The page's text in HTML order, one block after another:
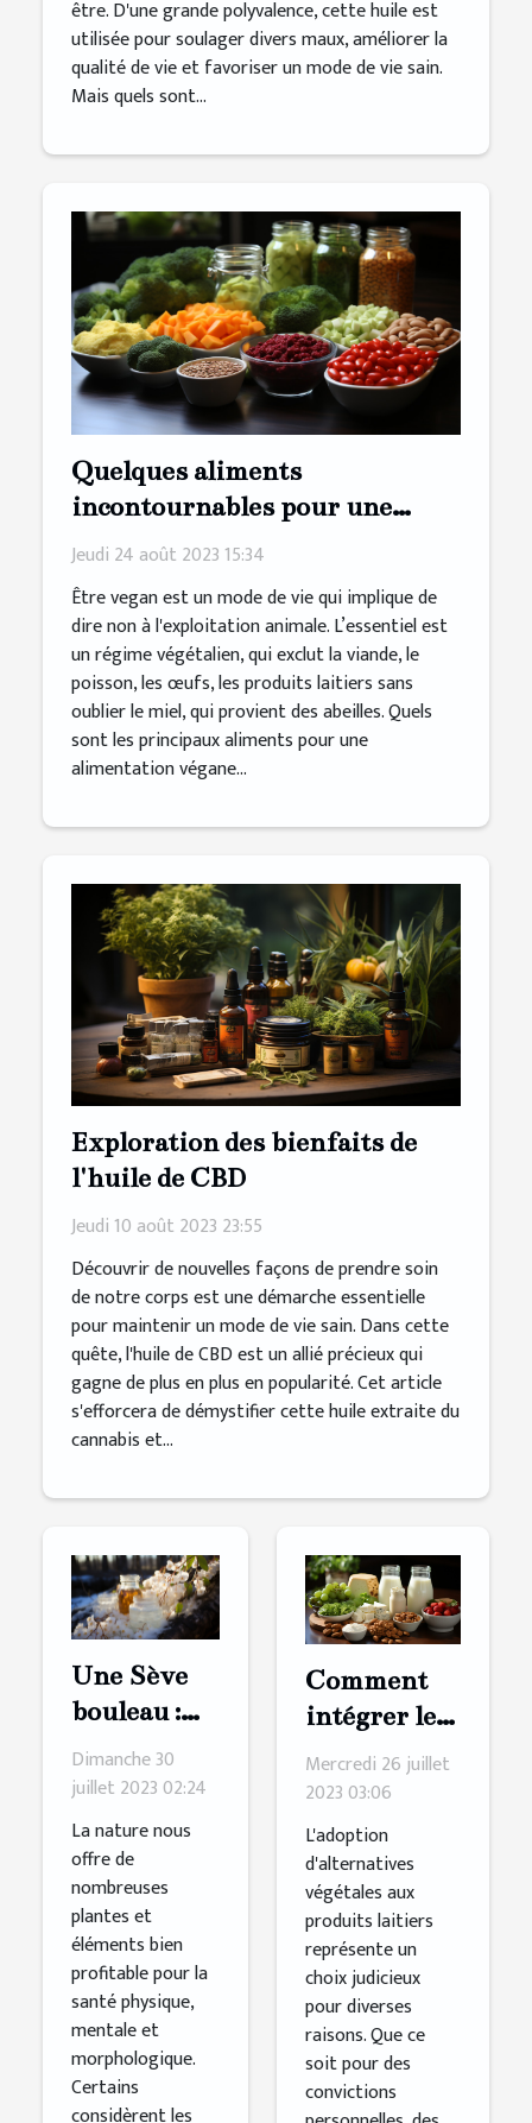
être. D'une grande polyvalence, cette huile est
utilisée pour soulager divers maux, améliorer la
qualité de vie et favoriser un mode de vie sain.
Mais quels sont...
Quelques aliments
incontournables pour une
alimentation végane saine
Jeudi 24 août 2023 15:34
Être vegan est un mode de vie qui implique de
dire non à l'exploitation animale. L’essentiel est
un régime végétalien, qui exclut la viande, le
poisson, les œufs, les produits laitiers sans
oublier le miel, qui provient des abeilles. Quels
sont les principaux aliments pour une
alimentation végane...
Exploration des bienfaits de
l'huile de CBD
Jeudi 10 août 2023 23:55
Découvrir de nouvelles façons de prendre soin
de notre corps est une démarche essentielle
pour maintenir un mode de vie sain. Dans cette
quête, l'huile de CBD est un allié précieux qui
gagne de plus en plus en popularité. Cet article
s'efforcera de démystifier cette huile extraite du
cannabis et...
Une Sève
bouleau :
quelques
bienfaits de
ce produit
sur la santé
Dimanche 30
juillet 2023 02:24
La nature nous
offre de
nombreuses
plantes et
éléments bien
profitable pour la
santé physique,
mentale et
morphologique.
Certains
Comment
intégrer les
substituts
végétaux
aux
produits
laitiers dans
votre
régime
alimentaire
?
Mercredi 26 juillet
2023 03:06
L'adoption
d'alternatives
végétales aux
produits laitiers
représente un
choix judicieux
pour diverses
raisons. Que ce
soit pour des
convictions